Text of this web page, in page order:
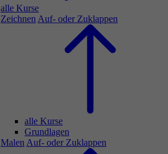
alle Kurse
Zeichnen Auf- oder Zuklappen
alle Kurse
Grundlagen
Malen Auf- oder Zuklappen